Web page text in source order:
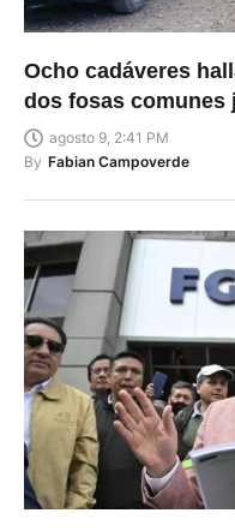
Ocho cadáveres
dos fosas comunes
agosto 9, 2:41 PM
By Fabian Campoverde